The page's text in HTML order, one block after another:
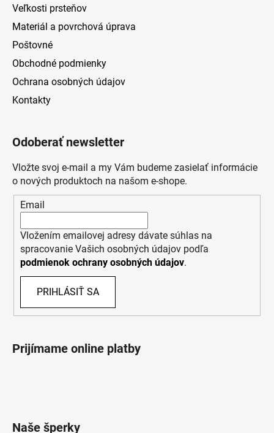
Veľkosti prsteňov
Materiál a povrchová úprava
Poštovné
Obchodné podmienky
Ochrana osobných údajov
Kontakty
Odoberať newsletter
Vložte svoj e-mail a my Vám budeme zasielať informácie
o nových produktoch na našom e-shope.
Email
Vložením emailovej adresy dávate súhlas na
spracovanie Vašich osobných údajov podľa
podmienok ochrany osobných údajov.
PRIHLÁSIŤ SA
Prijímame online platby
Naše šperky